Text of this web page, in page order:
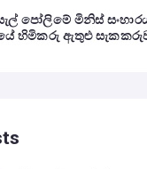
පෝලිමේ මිනිස්
හිමිකරු ඇතුළු